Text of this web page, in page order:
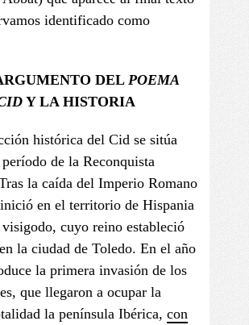
identificado como
DEL POEMA
Y LA HISTORIA
histórica del Cid se sitúa
de la Reconquista
la caída del Imperio Romano
en el territorio de Hispania
cuyo reino estableció
la ciudad de Toledo. En el año
la primera invasión de los
que llegaron a ocupar la
la península Ibérica, con